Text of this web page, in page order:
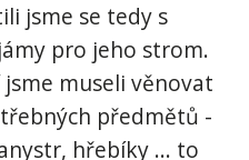
jsme se tedy s
pro jeho strom.
museli věnovat
předmětů -
hřebíky ... to